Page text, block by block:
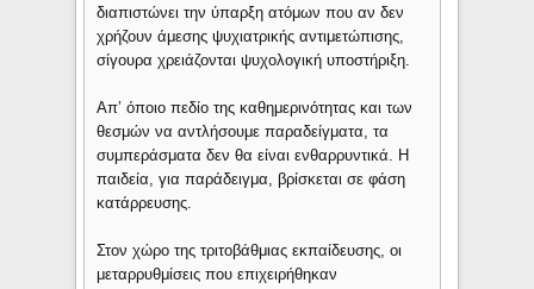
διαπιστώνει την ύπαρξη ατόμων που αν δεν
χρήζουν άμεσης ψυχιατρικής αντιμετώπισης,
σίγουρα χρειάζονται ψυχολογική υποστήριξη.
Απ’ όποιο πεδίο της καθημερινότητας και των
θεσμών να αντλήσουμε παραδείγματα, τα
συμπεράσματα δεν θα είναι ενθαρρυντικά. Η
παιδεία, για παράδειγμα, βρίσκεται σε φάση
κατάρρευσης.
Στον χώρο της τριτοβάθμιας εκπαίδευσης, οι
μεταρρυθμίσεις που επιχειρήθηκαν